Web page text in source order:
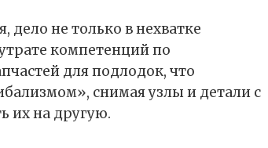
дело не только в нехватке
компетенций по
для подлодок, что
снимая узлы и детали с
их на другую.